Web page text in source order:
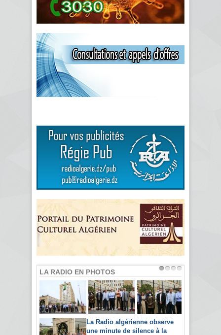
LA RADIO EN PHOTOS
La Radio algérienne observe
une minute de silence à la